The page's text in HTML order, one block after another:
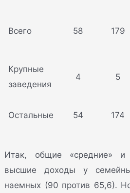
Всего 58 179
Крупные
заведения
4 5
Остальные 54 174
Итак, общие «средние» и
высшие доходы у
наемных (90 против 65,6).